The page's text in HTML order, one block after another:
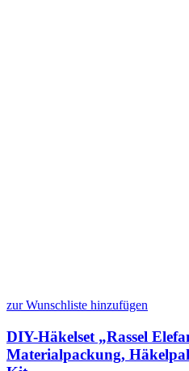
zur Wunschliste hinzufügen
DIY-Häkelset „Rassel
Materialpackung,